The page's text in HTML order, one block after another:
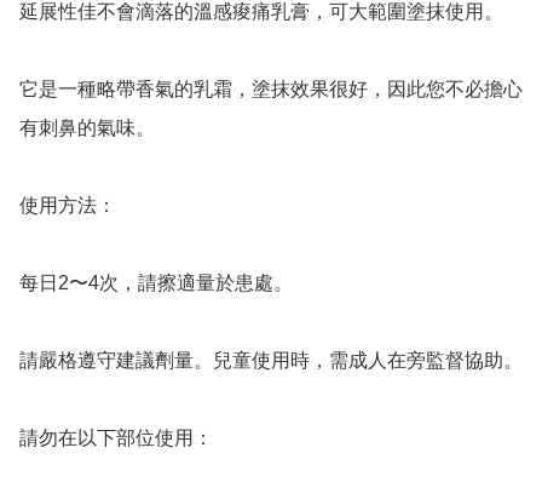
延展性佳不會滴落的溫感痠痛乳膏，可大範圍塗抹使用。
它是一種略帶香氣的乳霜，塗抹效果很好，因此您不必擔心
有刺鼻的氣味。
使用方法：
每日2〜4次，請擦適量於患處。
請嚴格遵守建議劑量。兒童使用時，需成人在旁監督協助。
請勿在以下部位使用：